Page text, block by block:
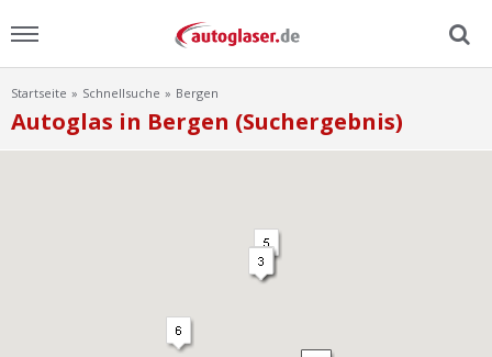
Home
Startseite Schnellsuche Bergen
Autoglas in Bergen (Suchergebnis)